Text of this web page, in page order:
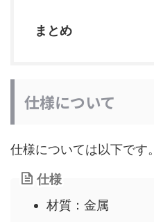
まとめ
仕様について
仕様については以下です。
仕様
材質：金属